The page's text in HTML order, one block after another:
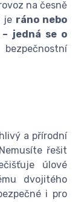
na česně
je ráno nebo
– jedná se o
a přírodní
řešit
úlové
dvojitého
i pro